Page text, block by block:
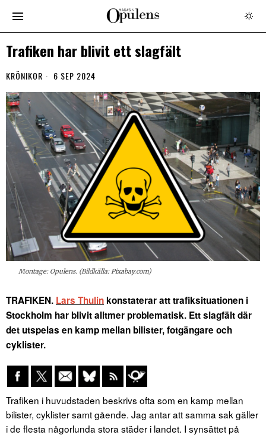
Trafiken har blivit ett slagfält
KRÖNIKOR 6 SEP 2024
Montage: Opulens. (Bildkälla: Pixabay.com)
TRAFIKEN. Lars Thulin konstaterar att trafiksituationen i
Stockholm har blivit alltmer problematisk. Ett slagfält där
det utspelas en kamp mellan bilister, fotgängare och
cyklister.
Trafiken i huvudstaden beskrivs ofta som en kamp mellan
bilister, cyklister samt gående. Jag antar att samma sak gäller
i de flesta någorlunda stora städer i landet. I synsättet på